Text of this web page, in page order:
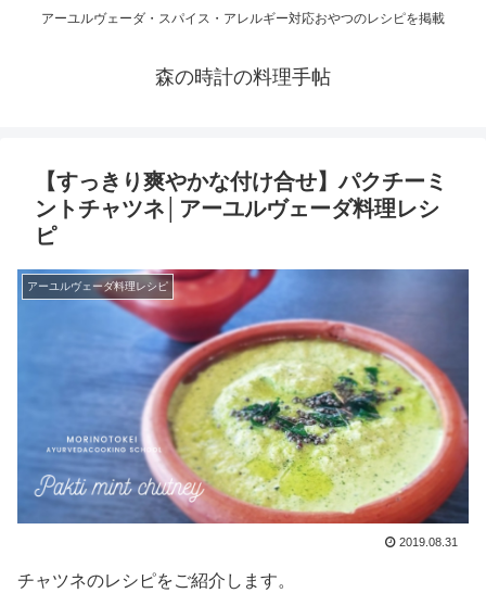
アーユルヴェーダ・スパイス・アレルギー対応おやつのレシピを掲載
森の時計の料理手帖
【すっきり爽やかな付け合せ】パクチーミ
ントチャツネ│アーユルヴェーダ料理レシ
ピ
アーユルヴェーダ料理レシピ
2019.08.31
チャツネのレシピをご紹介します。